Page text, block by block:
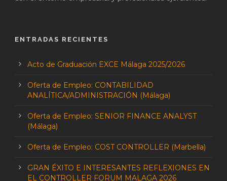
ENTRADAS RECIENTES
Acto de Graduación EXCE Málaga 2025/2026
Oferta de Empleo: CONTABILIDAD
ANALÍTICA/ADMINISTRACIÓN (Málaga)
Oferta de Empleo: SENIOR FINANCE ANALYST
(Málaga)
Oferta de Empleo: COST CONTROLLER (Marbella)
GRAN ÉXITO E INTERESANTES REFLEXIONES EN
EL CONTROLLER FORUM MALAGA 2026